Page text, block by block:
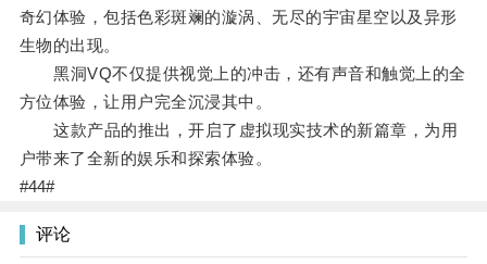
奇幻体验，包括色彩斑斓的漩涡、无尽的宇宙星空以及异形
生物的出现。
黑洞VQ不仅提供视觉上的冲击，还有声音和触觉上的全
方位体验，让用户完全沉浸其中。
这款产品的推出，开启了虚拟现实技术的新篇章，为用
户带来了全新的娱乐和探索体验。
#44#
评论